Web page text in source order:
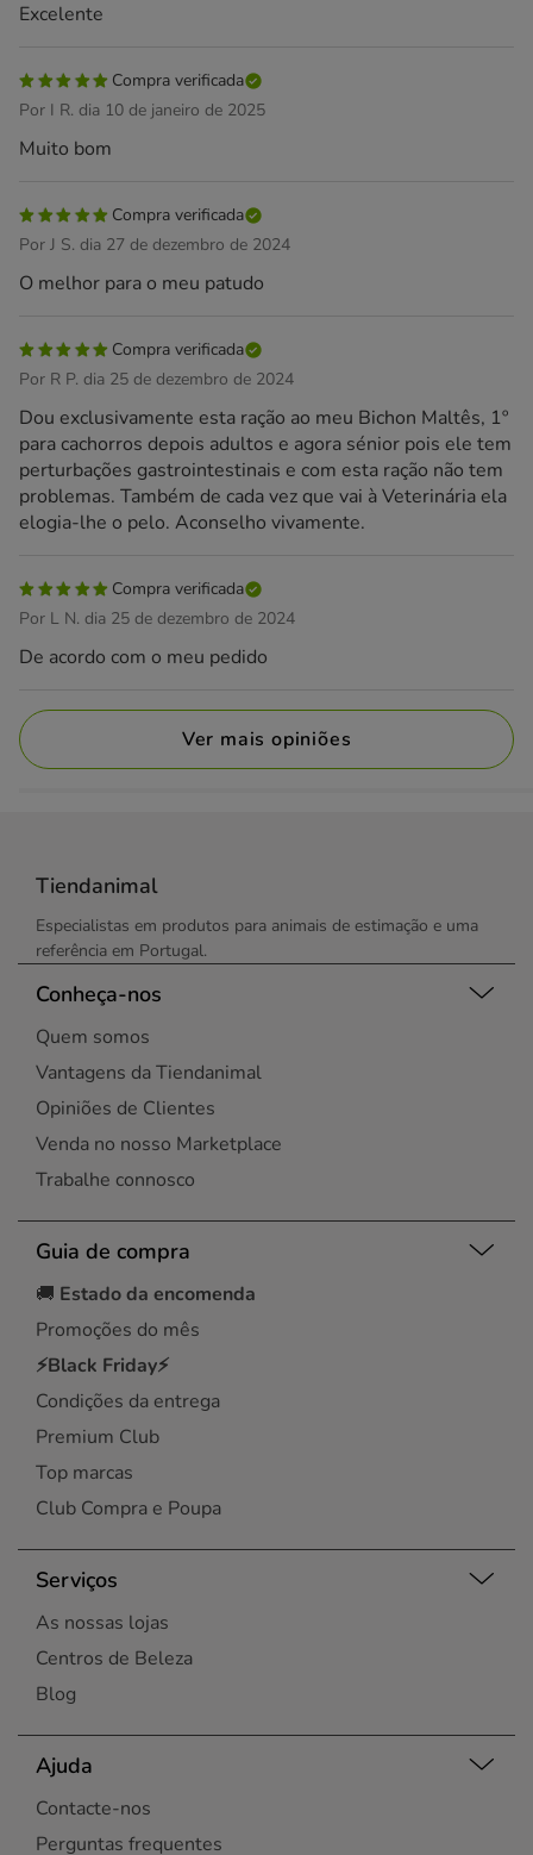
Excelente
Compra verificada
Por I R. dia 10 de janeiro de 2025
Muito bom
Compra verificada
Por J S. dia 27 de dezembro de 2024
O melhor para o meu patudo
Compra verificada
Por R P. dia 25 de dezembro de 2024
Dou exclusivamente esta ração ao meu Bichon Maltês, 1º
para cachorros depois adultos e agora sénior pois ele tem
perturbações gastrointestinais e com esta ração não tem
problemas. Também de cada vez que vai à Veterinária ela
elogia-lhe o pelo. Aconselho vivamente.
Compra verificada
Por L N. dia 25 de dezembro de 2024
De acordo com o meu pedido
Ver mais opiniões
Tiendanimal
Especialistas em produtos para animais de estimação e uma
referência em Portugal.
Conheça-nos
Quem somos
Vantagens da Tiendanimal
Opiniões de Clientes
Venda no nosso Marketplace
Trabalhe connosco
Guia de compra
🚚 Estado da encomenda
Promoções do mês
⚡Black Friday⚡
Condições da entrega
Premium Club
Top marcas
Club Compra e Poupa
Serviços
As nossas lojas
Centros de Beleza
Blog
Ajuda
Contacte-nos
Perguntas frequentes